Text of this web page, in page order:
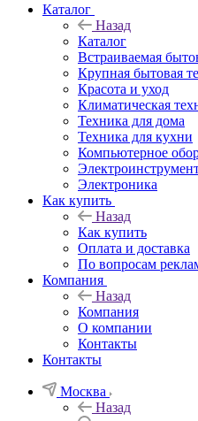
Каталог
Назад
Каталог
Встраиваемая
Крупная бытовая
Красота и уход
Климатическая
Техника для дома
Техника для кухни
Компьютерное
Электроника
Как купить
Назад
Как купить
Оплата и доставка
По вопросам
Компания
Назад
Компания
О компании
Контакты
Контакты
Москва
Назад